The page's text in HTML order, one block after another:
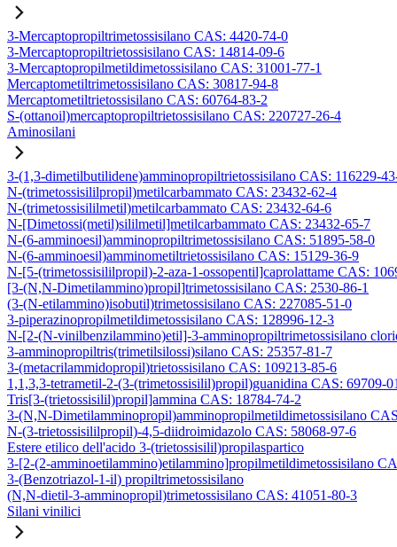
3-Mercaptopropiltrimetossisilano CAS: 4420-74-0
3-Mercaptopropiltrietossisilano CAS: 14814-09-6
3-Mercaptopropilmetildimetossisilano CAS: 31001-77-1
Mercaptometiltrimetossisilano CAS: 30817-94-8
Mercaptometiltrietossisilano CAS: 60764-83-2
S-(ottanoil)mercaptopropiltrietossisilano CAS: 220727-26-4
Aminosilani
3-(1,3-dimetilbutilidene)amminopropiltrietossisilano CAS: 116229-
N-(trimetossisililpropil)metilcarbammato CAS: 23432-62-4
N-(trimetossisililmetil)metilcarbammato CAS: 23432-64-6
N-[Dimetossi(metil)sililmetil]metilcarbammato CAS: 23432-65-7
N-(6-amminoesil)amminopropiltrimetossisilano CAS: 51895-58-0
N-(6-amminoesil)amminometiltrietossisilano CAS: 15129-36-9
N-[5-(trimetossisililpropil)-2-aza-1-ossopentil]caprolattame CAS:
[3-(N,N-Dimetilammino)propil]trimetossisilano CAS: 2530-86-1
(3-(N-etilammino)isobutil)trimetossisilano CAS: 227085-51-0
3-piperazinopropilmetildimetossisilano CAS: 128996-12-3
N-[2-(N-vinilbenzilammino)etil]-3-amminopropiltrimetossisilano
3-amminopropiltris(trimetilsilossi)silano CAS: 25357-81-7
3-(metacrilammidopropil)trietossisilano CAS: 109213-85-6
1,1,3,3-tetrametil-2-(3-(trimetossisilil)propil)guanidina CAS: 69709-
Tris[3-(trietossisilil)propil]ammina CAS: 18784-74-2
3-(N,N-Dimetilamminopropil)amminopropilmetildimetossisilano
N-(3-trietossisililpropil)-4,5-diidroimidazolo CAS: 58068-97-6
Estere etilico dell'acido 3-(trietossisilil)propilaspartico
3-[2-(2-amminoetilammino)etilammino]propilmetildimetossisilano
3-(Benzotriazol-1-il) propiltrimetossisilano
(N,N-dietil-3-amminopropil)trimetossisilano CAS: 41051-80-3
Silani vinilici